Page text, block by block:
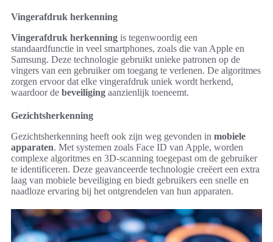
Vingerafdruk herkenning
Vingerafdruk herkenning is tegenwoordig een
standaardfunctie in veel smartphones, zoals die van Apple en
Samsung. Deze technologie gebruikt unieke patronen op de
vingers van een gebruiker om toegang te verlenen. De algoritmes
zorgen ervoor dat elke vingerafdruk uniek wordt herkend,
waardoor de beveiliging aanzienlijk toeneemt.
Gezichtsherkenning
Gezichtsherkenning heeft ook zijn weg gevonden in mobiele
apparaten. Met systemen zoals Face ID van Apple, worden
complexe algoritmes en 3D-scanning toegepast om de gebruiker
te identificeren. Deze geavanceerde technologie creëert een extra
laag van mobiele beveiliging en biedt gebruikers een snelle en
naadloze ervaring bij het ontgrendelen van hun apparaten.